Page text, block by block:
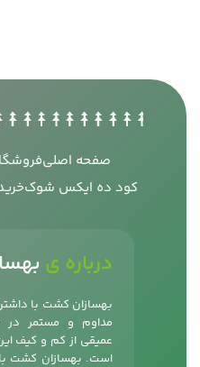
صفحه اصلی
کود ده ایکس شوک
درباره ی
مداوم و مستمر در
عمیقی از کم و کیف
است. بهسازان کشت با